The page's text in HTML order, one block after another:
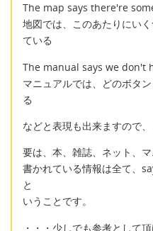
The map says there're
地図では、このあたりにい
ている
The manual says we don't
マニュアルでは、どのボタ
る
などと表現も出来ますので、
要は、本、雑誌、ネット、
書かれている情報は全て、
と
いうことです。
・・・少しでも参考として